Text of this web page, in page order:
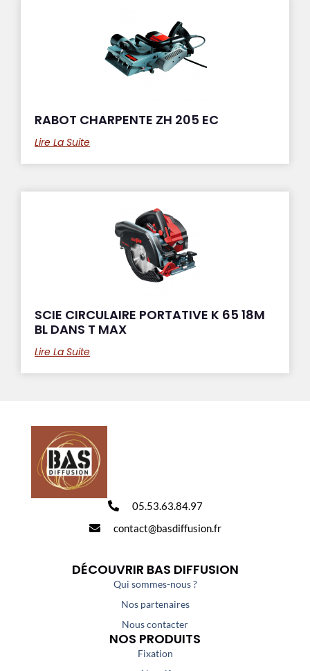
RABOT CHARPENTE ZH 205 EC
Lire La Suite
SCIE CIRCULAIRE PORTATIVE K 65 18M
BL DANS T MAX
Lire La Suite
05.53.63.84.97
contact@basdiffusion.fr
DÉCOUVRIR BAS DIFFUSION
Qui sommes-nous ?
Nos partenaires
Nous contacter
NOS PRODUITS
Fixation